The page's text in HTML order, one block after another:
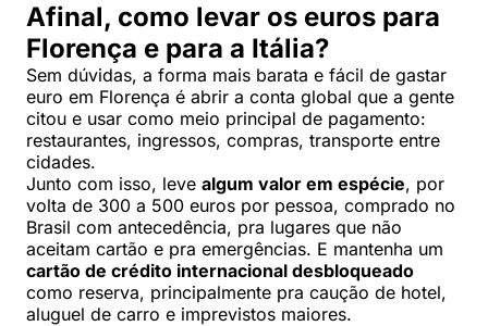
Afinal, como levar os euros para
Florença e para a Itália?
Sem dúvidas, a forma mais barata e fácil de gastar
euro em Florença é abrir a conta global que a gente
citou e usar como meio principal de pagamento:
restaurantes, ingressos, compras, transporte entre
cidades.
Junto com isso, leve algum valor em espécie, por
volta de 300 a 500 euros por pessoa, comprado no
Brasil com antecedência, pra lugares que não
aceitam cartão e pra emergências. E mantenha um
cartão de crédito internacional desbloqueado
como reserva, principalmente pra caução de hotel,
aluguel de carro e imprevistos maiores.